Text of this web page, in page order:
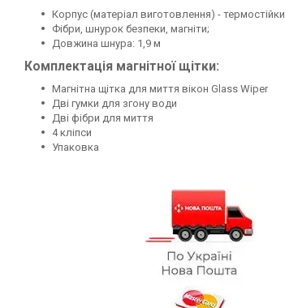
Корпус (матеріал виготовлення) -
Фібри, шнурок безпеки, магніти;
Довжина шнура: 1,9 м
Комплектація магнітної щітки:
Магнітна щітка для миття вікон Glass Wiper
Дві гумки для згону води
Дві фібри для миття
4 кліпси
Упаковка